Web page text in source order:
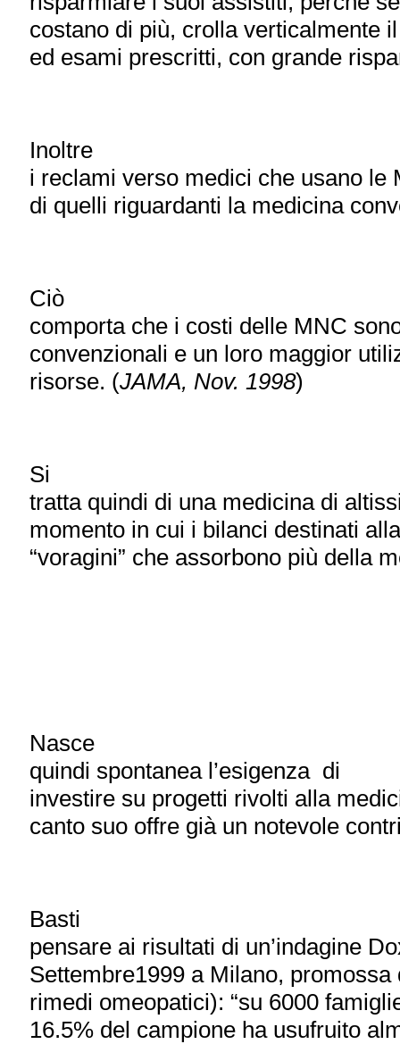
costano di più, crolla verticalmente
ed esami prescritti, con grande
Inoltre
i reclami verso medici che usano le
di quelli riguardanti la medicina
Ciò
comporta che i costi delle MNC
convenzionali e un loro maggior
risorse. (JAMA, Nov. 1998)
Si
tratta quindi di una medicina di
momento in cui i bilanci destinati
“voragini” che assorbono più della
Nasce
quindi spontanea l’esigenza di
investire su progetti rivolti alla
canto suo offre già un notevole
Basti
pensare ai risultati di un’indagine
Settembre1999 a Milano,
rimedi omeopatici): “su 6000
16.5% del campione ha usufruito